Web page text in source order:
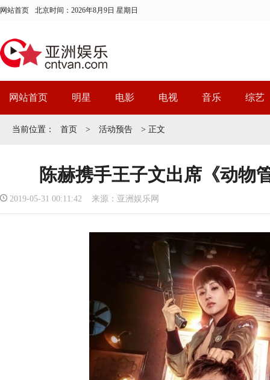
网站首页 北京时间： 2026年8月9日 星期日
网站首页 明星 电影 电视 音乐 综艺
当前位置： 首页 > 活动预告 > 正文
陈赫携手王子文出席《动物
2019-05-31 00:11:42 来源：亚洲娱乐网